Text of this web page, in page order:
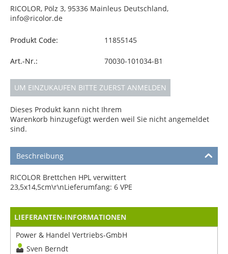
RICOLOR, Pölz 3, 95336 Mainleus Deutschland,
info@ricolor.de
Produkt Code: 11855145
Art.-Nr.: 70030-101034-B1
UM EINZUKAUFEN BITTE ZUERST ANMELDEN
Dieses Produkt kann nicht Ihrem
Warenkorb hinzugefügt werden weil Sie nicht angemeldet
sind.
Beschreibung
RICOLOR Brettchen HPL verwittert
23,5x14,5cm\r\nLieferumfang: 6 VPE
LIEFERANTEN-INFORMATIONEN
Power & Handel Vertriebs-GmbH
Sven Berndt